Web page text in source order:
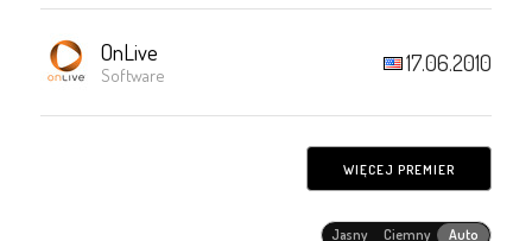
OnLive
Software 17.06.2010
WIĘCEJ PREMIER
Jasny Ciemny Auto